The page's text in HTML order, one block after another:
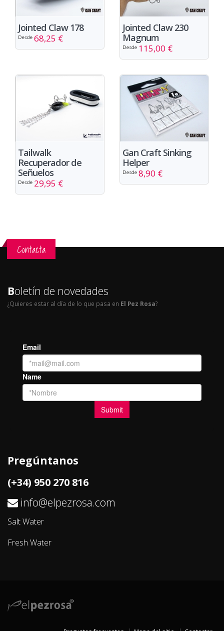
Jointed Claw 178
Desde 68,25 €
Jointed Claw 230
Magnum
Desde 115,00 €
Tailwalk
Recuperador de
Señuelos
Desde 29,95 €
Gan Craft Sinking
Helper
Desde 8,90 €
Contacta
Boletín de novedades
¿Quieres estar al día de lo que pasa en El Pez Rosa?
Pregúntanos
(+34) 950 270 816
info@elpezrosa.com
Salt Water
Fresh Water